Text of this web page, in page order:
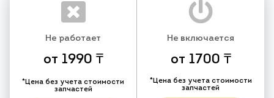
Не работает
от 1990 ₸
*Цена без учета стоимости
запчастей
Не включается
от 1700 ₸
*Цена без учета стоимости
запчастей